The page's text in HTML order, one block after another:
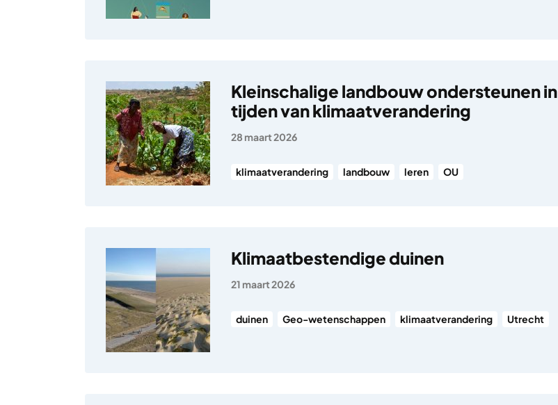
Kleinschalige landbouw ondersteunen in
tijden van klimaatverandering
28 maart 2026
klimaatverandering landbouw leren OU
Klimaatbestendige duinen
21 maart 2026
duinen Geo-wetenschappen klimaatverandering Utrecht